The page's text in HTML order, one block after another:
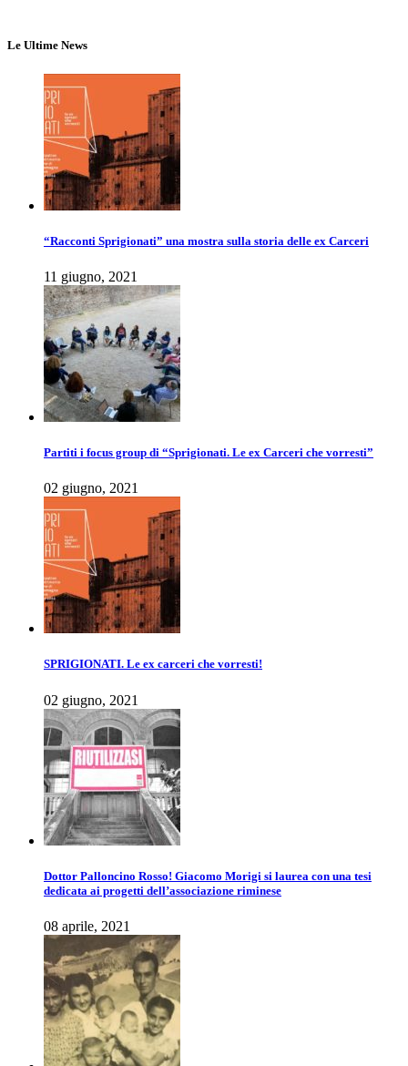
Le Ultime News
“Racconti Sprigionati” una mostra sulla storia delle ex Carceri
11 giugno, 2021
Partiti i focus group di “Sprigionati. Le ex Carceri che vorresti”
02 giugno, 2021
SPRIGIONATI. Le ex carceri che vorresti!
02 giugno, 2021
Dottor Palloncino Rosso! Giacomo Morigi si laurea con una tesi
dedicata ai progetti dell’associazione riminese
08 aprile, 2021